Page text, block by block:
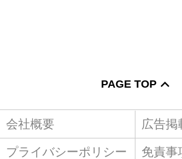
PAGE TOP
会社概要 広告掲
プライバシーポリシー
免責事